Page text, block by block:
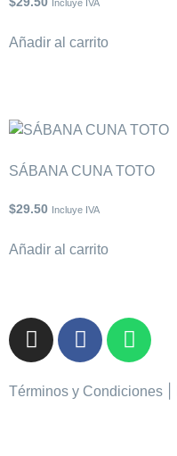
Incluye IVA
Añadir al carrito
SÁBANA CUNA TOTO
$29.50 Incluye IVA
Añadir al carrito
Términos y Condiciones